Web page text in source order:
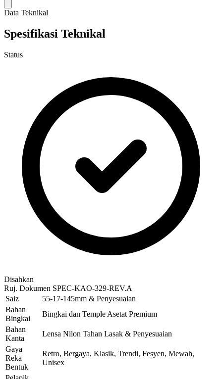
Data Teknikal
Spesifikasi Teknikal
Status
Disahkan
Ruj. Dokumen SPEC-KAO-329-REV.A
Saiz
55-17-145mm & Penyesuaian
Bahan
Bingkai
Bingkai dan Temple Asetat Premium
Bahan
Kanta
Lensa Nilon Tahan Lasak & Penyesuaian
Gaya
Reka
Bentuk
Retro, Bergaya, Klasik, Trendi, Fesyen, Mewah,
Unisex